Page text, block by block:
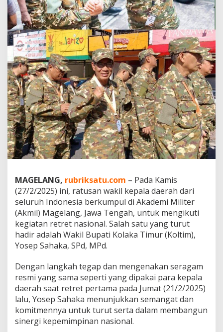
B
u
p
a
t
i
d
n
W
a
k
i
l
B
u
p
a
K
o
l
t
i
m
B
e
s
a
t
u
d
a
l
MAGELANG, rubriksatu.com – Pada Kamis
(27/2/2025) ini, ratusan wakil kepala daerah dari
seluruh Indonesia berkumpul di Akademi Militer
(Akmil) Magelang, Jawa Tengah, untuk mengikuti
kegiatan retret nasional. Salah satu yang turut
hadir adalah Wakil Bupati Kolaka Timur (Koltim),
Yosep Sahaka, SPd, MPd.
Dengan langkah tegap dan mengenakan seragam
resmi yang sama seperti yang dipakai para kepala
daerah saat retret pertama pada Jumat (21/2/2025)
lalu, Yosep Sahaka menunjukkan semangat dan
komitmennya untuk turut serta dalam membangun
sinergi kepemimpinan nasional.